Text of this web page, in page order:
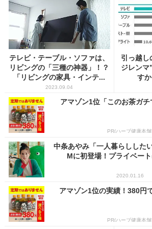
テレビ・テーブル・ソファは、
リビングの「三種の神器」！？
「リビングの家具・インテ...
2023.09.04
引っ越し
ジレンマ
す
アマゾン1位「このお茶ガ
PR(ハーブ健康本
中条あやみ「一人暮らしした
Mに初登場！プライベー
2020.01.16
アマゾン1位の実績！380円
PR(ハーブ健康本